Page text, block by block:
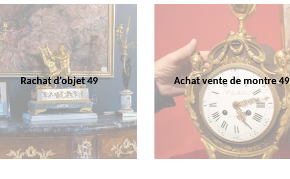
Rachat d'objet 49 Achat vente de montre 49